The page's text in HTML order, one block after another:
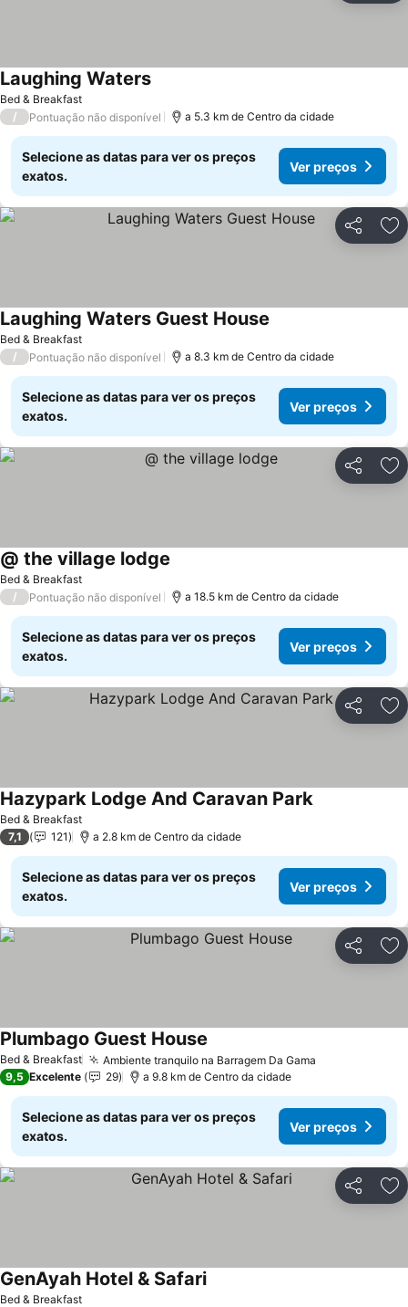
Bed & Breakfast
Laughing Waters
/ Pontuação não disponível a 5.3 km de Centro da cidade
Selecione as datas para ver os preços
exatos.
Ver preços
Partilhar
Bed & Breakfast
Laughing Waters Guest House
/ Pontuação não disponível a 8.3 km de Centro da cidade
Selecione as datas para ver os preços
exatos.
Ver preços
Partilhar
Bed & Breakfast
@ the village lodge
/ Pontuação não disponível a 18.5 km de Centro da cidade
Selecione as datas para ver os preços
exatos.
Ver preços
Partilhar
Bed & Breakfast
Hazypark Lodge And Caravan Park
7,1 121 a 2.8 km de Centro da cidade
Selecione as datas para ver os preços
exatos.
Ver preços
Partilhar
Bed & Breakfast Ambiente tranquilo na Barragem Da Gama
Plumbago Guest House
9,5 Excelente 29 a 9.8 km de Centro da cidade
Selecione as datas para ver os preços
exatos.
Ver preços
Partilhar
Bed & Breakfast
GenAyah Hotel & Safari